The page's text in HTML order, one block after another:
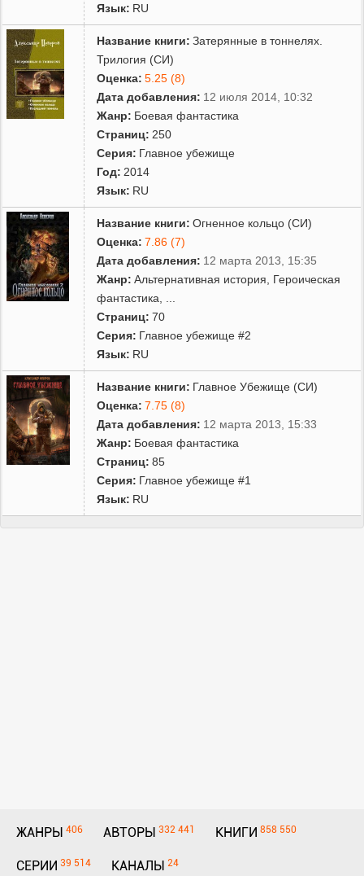
Язык: RU
Название книги: Затерянные в тоннелях.
Трилогия (СИ)
Оценка: 5.25 (8)
Дата добавления: 12 июля 2014, 10:32
Жанр: Боевая фантастика
Страниц: 250
Серия: Главное убежище
Год: 2014
Язык: RU
Название книги: Огненное кольцо (СИ)
Оценка: 7.86 (7)
Дата добавления: 12 марта 2013, 15:35
Жанр: Альтернативная история
Героическая
фантастика
Страниц: 70
Серия: Главное убежище #2
Язык: RU
Название книги: Главное Убежище (СИ)
Оценка: 7.75 (8)
Дата добавления: 12 марта 2013, 15:33
Жанр: Боевая фантастика
Страниц: 85
Серия: Главное убежище #1
Язык: RU
ЖАНРЫ 406 АВТОРЫ 332 441 КНИГИ 858 550
СЕРИИ 39 514 КАНАЛЫ 24